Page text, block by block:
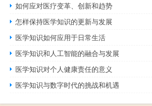
如何应对医疗变革、创新和趋势
怎样保持医学知识的更新与发展
医学知识如何应用于日常生活
医学知识和人工智能的融合与发展
医学知识对个人健康责任的意义
医学知识与数字时代的挑战和机遇